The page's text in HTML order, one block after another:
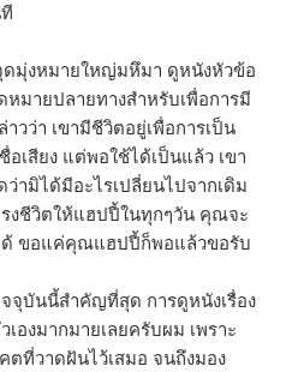
ดมุ่งหมายใหญ่มหึมา ดูหนังหัวข้อ
มายปลายทางสำหรับเพื่อการมี
วว่า เขามีชีวิตอยู่เพื่อการเป็น
เสียง แต่พอใช้ได้เป็นแล้ว เขา
ามิได้มีอะไรเปลี่ยนไปจากเดิม
งชีวิตให้แฮปปี้ในทุกๆวัน คุณจะ
ด้ ขอแค่คุณแฮปปี้ก็พอแล้วขอรับ
จุบันนี้สำคัญที่สุด การดูหนังเรื่อง
องมากมายเลยครับผม เพราะ
ตที่วาดฝันไว้เสมอ จนถึงมอง